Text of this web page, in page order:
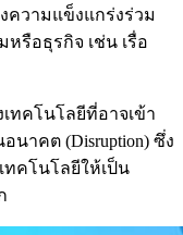
วามแข็งแกร่งร่วม
รือธุรกิจ เช่น เรื่อ
ทคโนโลยีที่อาจเข้า
นาคต (Disruption) ซึ่ง
คโนโลยีให้เป็น